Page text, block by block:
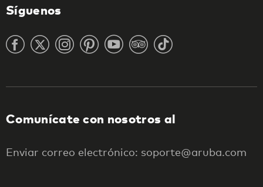
Síguenos
Comunícate con nosotros al
Enviar correo electrónico: soporte@aruba.com